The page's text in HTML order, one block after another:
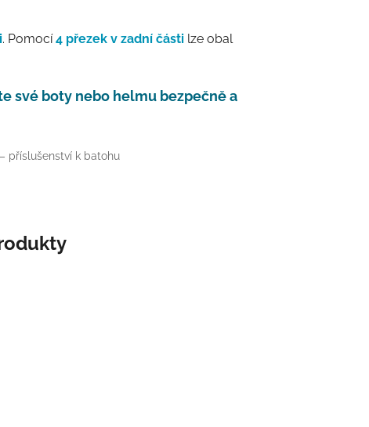
. Pomocí4 přezek v zadní části lze obal
své boty nebo helmu bezpečně a
příslušenství k batohu